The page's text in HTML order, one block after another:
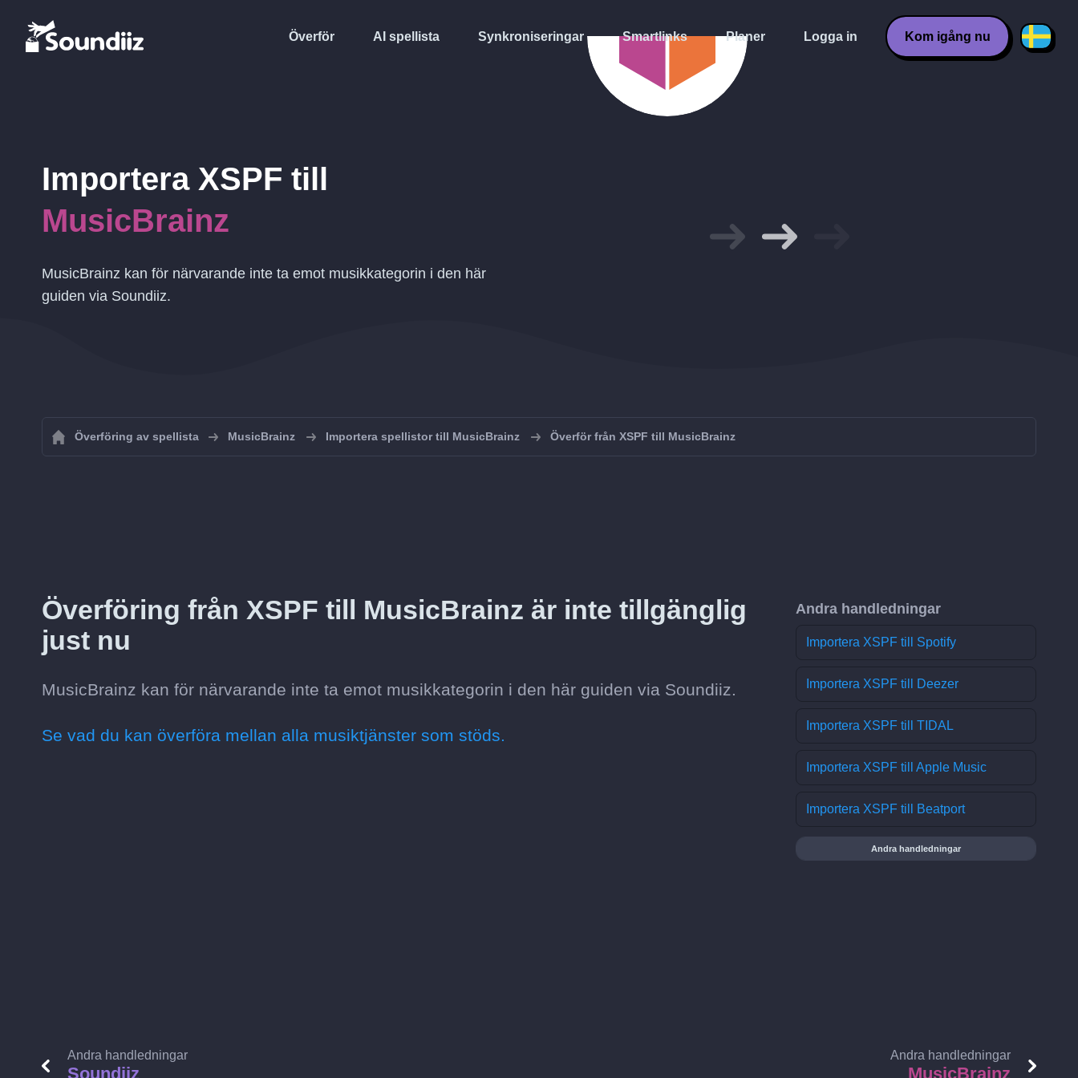
Överför AI spellista Synkroniseringar Smartlinks Planer Logga in Kom igång nu
Importera XSPF till
MusicBrainz
MusicBrainz kan för närvarande inte ta emot musikkategorin i den här
guiden via Soundiiz.
Överföring av spellista MusicBrainz Importera spellistor till MusicBrainz Överför från XSPF till MusicBrainz
Överföring från XSPF till MusicBrainz är inte tillgänglig
just nu
MusicBrainz kan för närvarande inte ta emot musikkategorin i den här guiden via Soundiiz.
Se vad du kan överföra mellan alla musiktjänster som stöds.
Andra handledningar
Importera XSPF till Spotify
Importera XSPF till Deezer
Importera XSPF till TIDAL
Importera XSPF till Apple Music
Importera XSPF till Beatport
Andra handledningar
Andra handledningar
Soundiiz
Andra handledningar
MusicBrainz